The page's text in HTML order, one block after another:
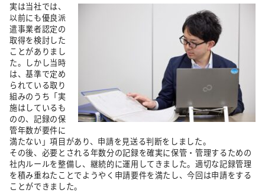
実は当社では、
以前にも優良派
遣事業者認定の
取得を検討した
ことがありまし
た。しかし当時
は、基準で定め
られている取り
組みのうち「実
施はしているも
のの、記録の保
管年数が要件に
満たない」項目があり、申請を見送る判断をしました。
その後、必要とされる年数分の記録を確実に保管・管理するための
社内ルールを整備し、継続的に運用してきました。適切な記録管理
を積み重ねたことでようやく申請要件を満たし、今回は申請をする
ことができました。